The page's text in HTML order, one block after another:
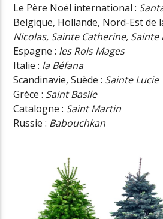
Le Père Noël international :
Belgique, Hollande, Nord-Est de
Nicolas, Sainte Catherine, Sainte
Espagne : les Rois Mages
Italie : la Béfana
Scandinavie, Suède : Sainte Lucie
Grèce : Saint Basile
Catalogne : Saint Martin
Russie : Babouchkan